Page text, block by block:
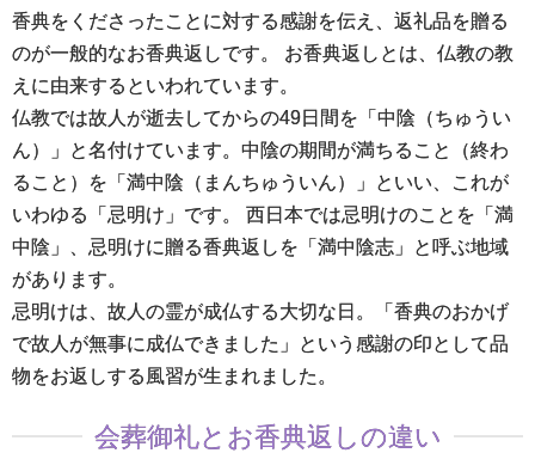
香典をくださったことに対する感謝を伝え、返礼品を贈る
のが一般的なお香典返しです。 お香典返しとは、仏教の教
えに由来するといわれています。
仏教では故人が逝去してからの49日間を「中陰（ちゅうい
ん）」と名付けています。中陰の期間が満ちること（終わ
ること）を「満中陰（まんちゅういん）」といい、これが
いわゆる「忌明け」です。 西日本では忌明けのことを「満
中陰」、忌明けに贈る香典返しを「満中陰志」と呼ぶ地域
があります。
忌明けは、故人の霊が成仏する大切な日。「香典のおかげ
で故人が無事に成仏できました」という感謝の印として品
物をお返しする風習が生まれました。
会葬御礼とお香典返しの違い